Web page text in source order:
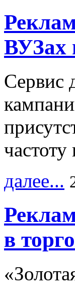
ВУЗах
Сервис
частоту
далее...
в